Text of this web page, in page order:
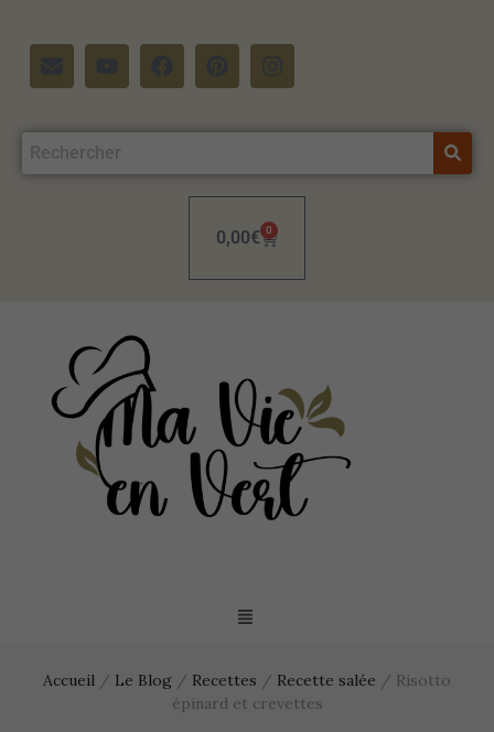
0,00€ 0
Accueil / Le Blog / Recettes / Recette salée / Risotto
épinard et crevettes